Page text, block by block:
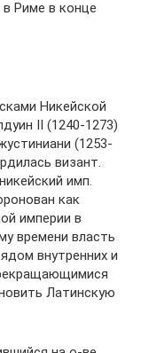
Риме в конце
Никейской
II (1240-1273)
(1253-
визант.
имп.
как
империи в
времени власть
внутренних и
Латинскую